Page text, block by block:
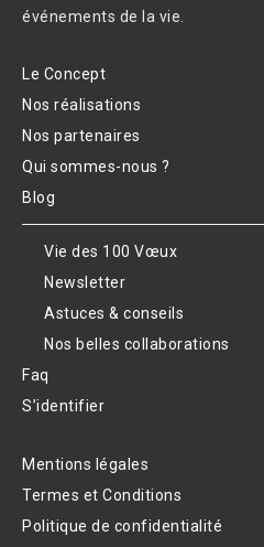
événements de la vie.
Le Concept
Nos réalisations
Nos partenaires
Qui sommes-nous ?
Blog
Vie des 100 Vœux
Newsletter
Astuces & conseils
Nos belles collaborations
Faq
S’identifier
Mentions légales
Termes et Conditions
Politique de confidentialité